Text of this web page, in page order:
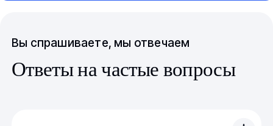
Вы спрашиваете, мы отвечаем
Ответы на частые вопросы